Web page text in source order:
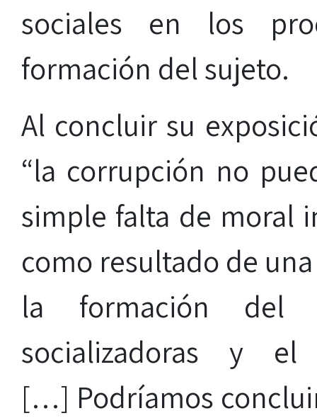
sociales en los
formación del sujeto.
Al concluir su
“la corrupción no
simple falta de moral
como resultado de
la formación del
socializadoras y
[…] Podríamos